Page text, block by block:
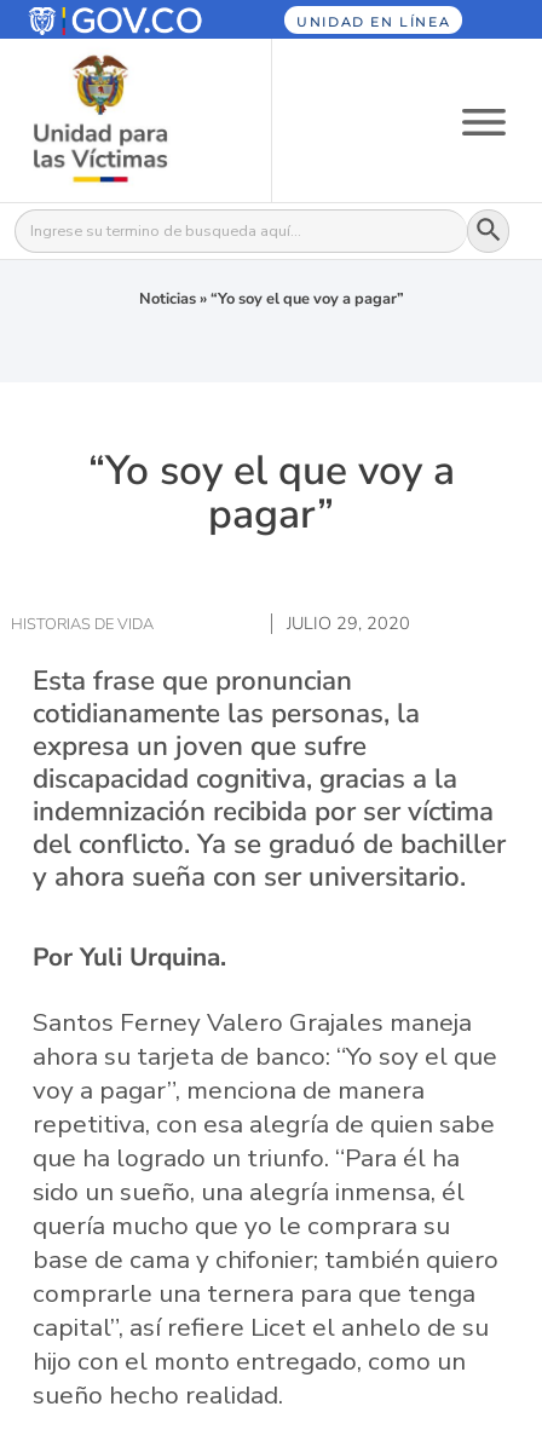
UNIDAD EN LÍNEA
Buscar: Botón
Noticias»“Yo soy el que voy a pagar”
“Yo soy el que voy a
pagar”
HISTORIAS DE VIDA JULIO 29, 2020
Esta frase que pronuncian
cotidianamente las personas, la
expresa un joven que sufre
discapacidad cognitiva, gracias a la
indemnización recibida por ser víctima
del conflicto. Ya se graduó de bachiller
y ahora sueña con ser universitario.
Por Yuli Urquina.
Santos Ferney Valero Grajales maneja
ahora su tarjeta de banco: “Yo soy el que
voy a pagar”, menciona de manera
repetitiva, con esa alegría de quien sabe
que ha logrado un triunfo. “Para él ha
sido un sueño, una alegría inmensa, él
quería mucho que yo le comprara su
base de cama y chifonier; también quiero
comprarle una ternera para que tenga
capital”, así refiere Licet el anhelo de su
hijo con el monto entregado, como un
sueño hecho realidad.